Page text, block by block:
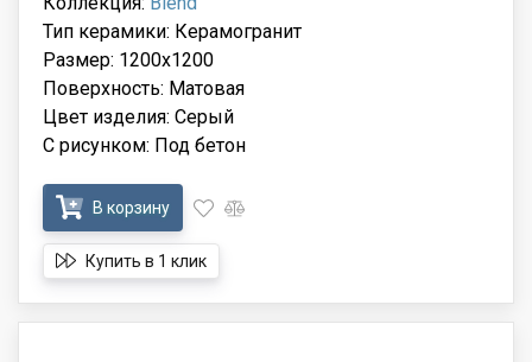
Тип керамики: Керамогранит
Размер: 1200x1200
Поверхность: Матовая
Цвет изделия: Серый
С рисунком: Под бетон
В корзину
Купить в 1 клик